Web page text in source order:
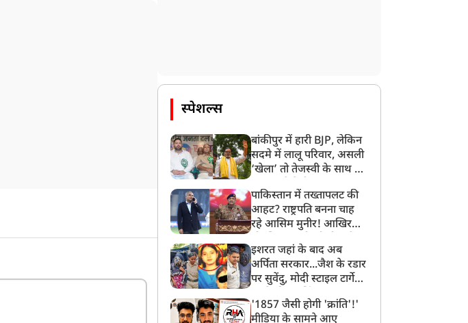
स्पेशल्स
बांकीपुर में हारी BJP, लेकिन
सदमे में लालू परिवार, असली
‘खेला’ तो तेजस्वी के साथ हो
पाकिस्तान में तख्तापलट की
आहट? राष्ट्रपति बनना चाह
रहे आसिम मुनीर! आखिर
बनाया मोहरा?
इशरत जहां के बाद अब
अर्पिता सरकार...जैश के रडार
पर सुवेंदु, मोदी स्टाइल टार्गेट
बड़ा एक्शन!
'1857 जैसी होगी 'क्रांति'!'
मीडिया के सामने आए